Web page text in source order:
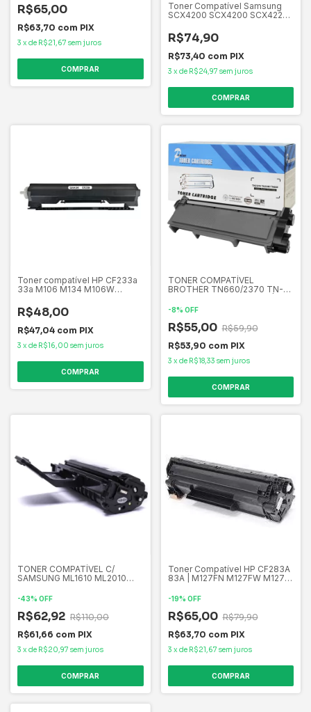
R$65,00
R$63,70 com PIX
3 x de R$21,67 sem juros
Toner Compatível Samsung
SCX4200 SCX4200 SCX4220
R$74,90
R$73,40 com PIX
3 x de R$24,97 sem juros
Toner compatível HP CF233a
33a M106 M134 M106W
134FN
R$48,00
R$47,04 com PIX
3 x de R$16,00 sem juros
TONER COMPATÍVEL
BROTHER TN660/2370 TN-
L2350 HL-L2320 MFC-L2720
-8% OFF
R$55,00 R$59,90
R$53,90 com PIX
3 x de R$18,33 sem juros
TONER COMPATÍVEL C/
SAMSUNG ML1610 ML2010
BYQUALY
-43% OFF
R$62,92 R$110,00
R$61,66 com PIX
3 x de R$20,97 sem juros
Toner Compatível HP CF283A
83A | M127FN M127FW M127
M201DW
-19% OFF
R$65,00 R$79,90
R$63,70 com PIX
3 x de R$21,67 sem juros